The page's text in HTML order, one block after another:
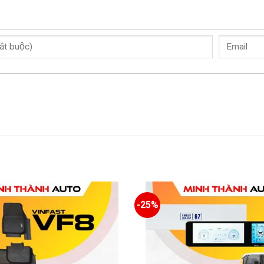
An Toàn
bởi đội ngũ kỹ thuật viên lành nghề, cam
cách chắc chắn, đảm bảo khả năng
một cách tỉ mỉ, không làm ảnh hưởng
-25%